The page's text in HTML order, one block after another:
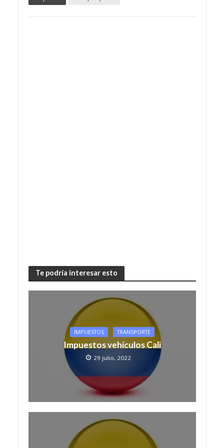
Te podría interesar esto
IMPUESTOS TRANSPORTE
Impuestos vehículos Cali
29 julio, 2022